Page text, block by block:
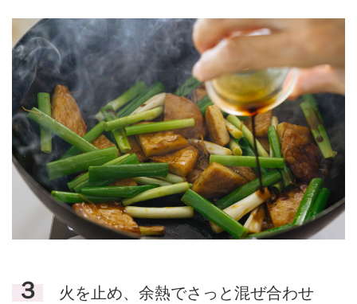
３
火を止め、余熱でさっと混ぜ合わせ